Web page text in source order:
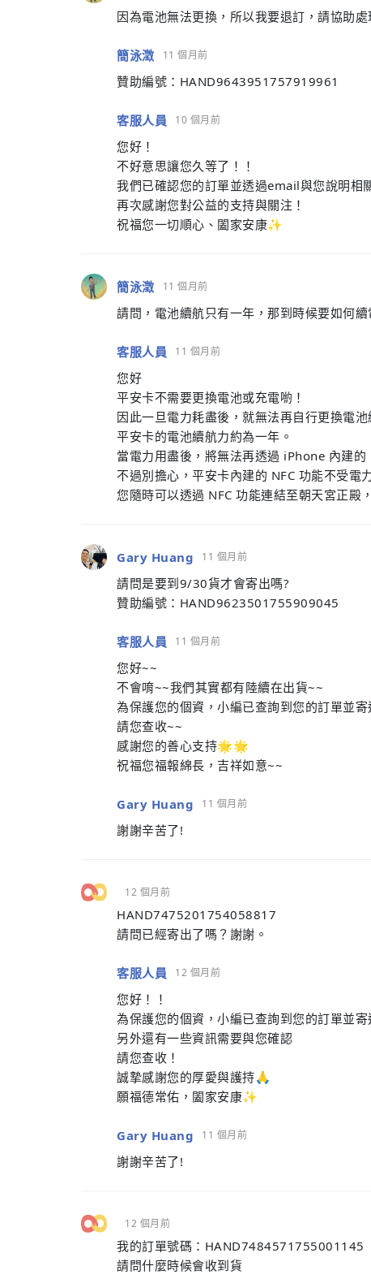
因為電池無法更換，所以我要退訂，請協助處
簡泳澂 11 個月前
贊助編號：HAND9643951757919961
客服人員 10 個月前
您好！
不好意思讓您久等了！！
我們已確認您的訂單並透過email與您說明相
再次感謝您對公益的支持與關注！
祝福您一切順心、闔家安康✨
簡泳澂 11 個月前
請問，電池續航只有一年，那到時候要如何續
客服人員 11 個月前
您好
平安卡不需要更換電池或充電喲！
因此一旦電力耗盡後，就無法再自行更換電池
平安卡的電池續航力約為一年。
當電力用盡後，將無法再透過 iPhone 內建的
不過別擔心，平安卡內建的 NFC 功能不受電
您隨時可以透過 NFC 功能連結至朝天宮正殿
Gary Huang 11 個月前
請問是要到9/30貨才會寄出嗎?
贊助編號：HAND9623501755909045
客服人員 11 個月前
您好~~
不會唷~~我們其實都有陸續在出貨~~
為保護您的個資，小編已查詢到您的訂單並
請您查收~~
感謝您的善心支持🌟🌟
祝福您福報綿長，吉祥如意~~
Gary Huang 11 個月前
謝謝辛苦了!
12 個月前
HAND7475201754058817
請問已經寄出了嗎？謝謝。
客服人員 12 個月前
您好！！
為保護您的個資，小編已查詢到您的訂單並
另外還有一些資訊需要與您確認
請您查收！
誠摯感謝您的厚愛與護持🙏
願福德常佑，闔家安康✨
Gary Huang 11 個月前
謝謝辛苦了!
12 個月前
我的訂單號碼：HAND7484571755001145
請問什麼時候會收到貨